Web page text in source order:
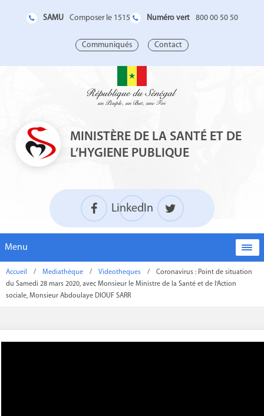
SAMU Composer le 1515 Numéro vert 800 00 50 50
Communiqués Contact
MINISTÈRE DE LA SANTÉ ET DE
L’HYGIENE PUBLIQUE
LinkedIn
Menu
Accueil / Mediathèque / Videotheques /
Coronavirus : Point de situation
du Samedi 28 mars 2020, avec Monsieur le Ministre de la Santé et de l'Action
sociale, Monsieur Abdoulaye DIOUF SARR